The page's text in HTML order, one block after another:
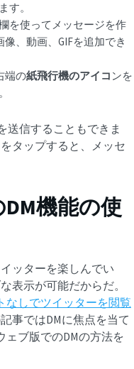
す。
を使ってメッセージを作
、動画、GIFを追加でき
端の紙飛行機のアイコ ンを
送信することもできま
タップすると、メッセ
機能の使
ッターを楽しんでい
表示が可能だからだ。
なしでツイッターを閲覧
事ではDMに焦点を当て
ェブ版でのDMの方法を